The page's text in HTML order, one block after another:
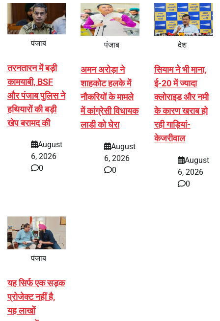
पंजाब
तरनतारन में बड़ी
कामयाबी, BSF
और पंजाब पुलिस ने
हथियारों की बड़ी
खेप बरामद की
August
6, 2026
0
पंजाब
अमन अरोड़ा ने
शाहकोट हलके में
नौकरियों के मामले
में कांग्रेसी विधायक
लाडी को घेरा
August
6, 2026
0
देश
सियाम ने भी माना,
ई-20 में ज्यादा
क्लोराइड और नमी
के कारण खराब हो
रही गाड़ियां-
केजरीवाल
August
6, 2026
0
पंजाब
यह सिर्फ एक सड़क
प्रोजेक्ट नहीं है,
यह लाखों